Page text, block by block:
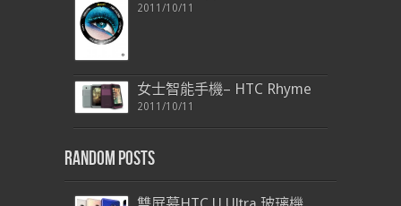
2011/10/11
女士智能手機– HTC Rhyme
2011/10/11
Random Posts